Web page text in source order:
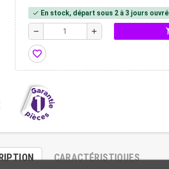
check En stock, départ sous 2 à 3 jours
remove add
favorite_border
CARACTÉRISTIQUES